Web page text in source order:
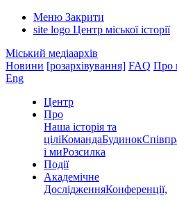
Меню Закрити
site logo Центр міської історії
Міський медіаархів
Новини [розархівування] FAQ Про
Eng
Центр
Про
Наша історія та
ціліКомандаБудинок
і миРозсилка
Події
Академічне
ДослідженняКонференції,